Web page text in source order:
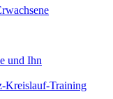
und Ihn
Kreislauf-Training